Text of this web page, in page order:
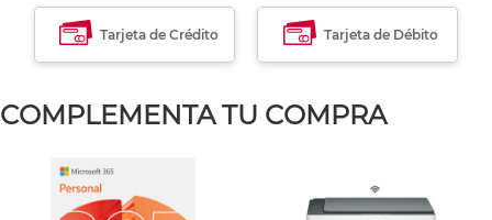
Tarjeta de Crédito Tarjeta de Débito
COMPLEMENTA TU COMPRA